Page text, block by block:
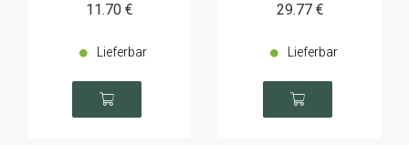
11.70 €
Lieferbar
29.77 €
Lieferbar